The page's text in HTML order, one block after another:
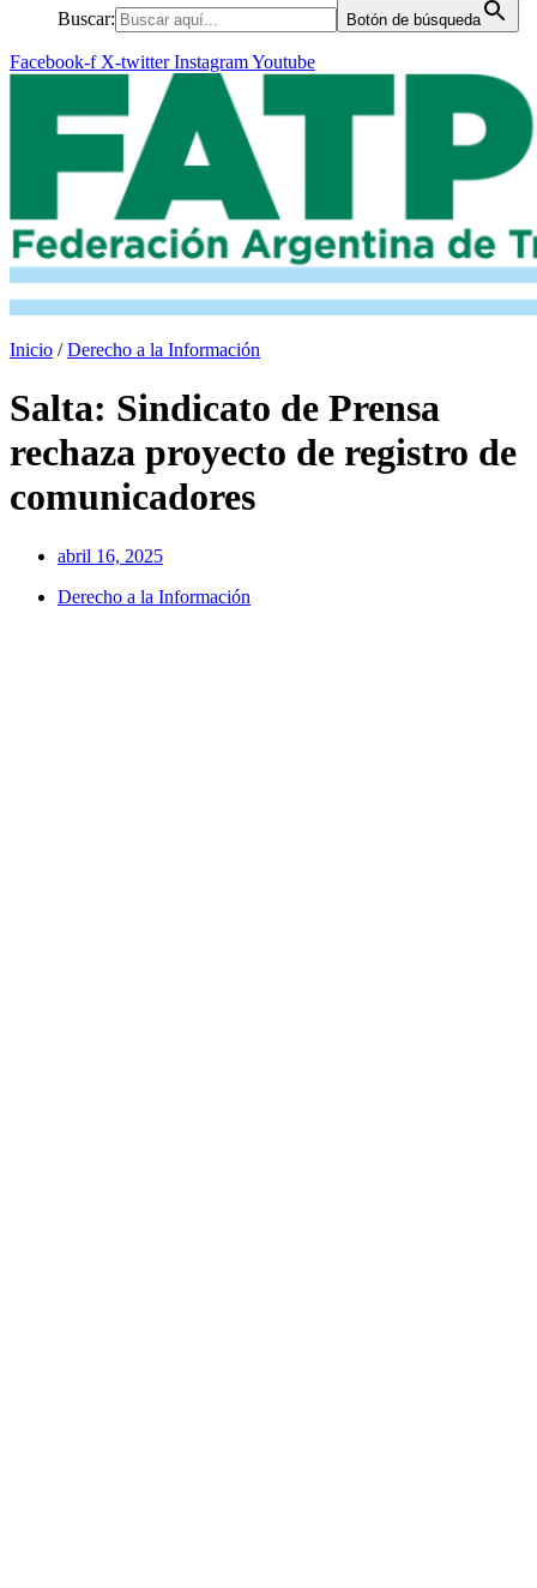
Buscar: Botón de búsqueda
Facebook-f X-twitter InstagramYoutube
Inicio /Derecho a la Información
Salta: Sindicato de Prensa
rechaza proyecto de registro de
comunicadores
abril 16, 2025
Derecho a la Información